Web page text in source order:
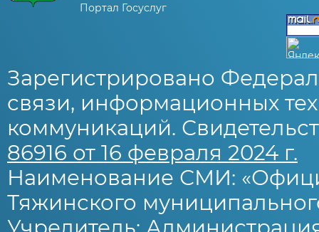
Портал Госуслуг
Зарегистрировано
связи, информационных
коммуникаций.
86916 от 16 февраля 2024 г.
Наименование СМИ:
Тяжинского